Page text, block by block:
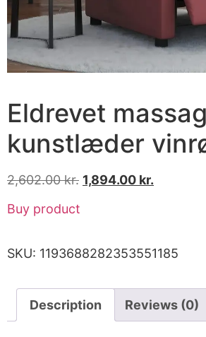
Eldrevet
kunstlæder
2,602.00kr. 1,894.00 kr.
Buy product
SKU: 1193688282353551185
Description Reviews (0)